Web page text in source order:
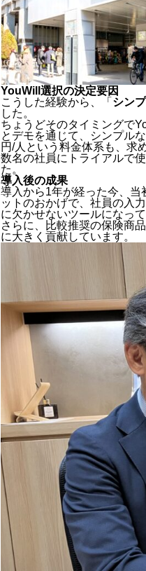
YouWill選択の決定要因
こうした経験から、「 シン
した。
ちょうどそのタイミングで
とデモを通じて、シンプル
円/人という料金体系も、求
数名の社員にトライアルで
た。
導入後の成果
導入から1年が経った今、
ットのおかげで、社員の入
に欠かせないツールになって
さらに、比較推奨の保険商
に大きく貢献しています。